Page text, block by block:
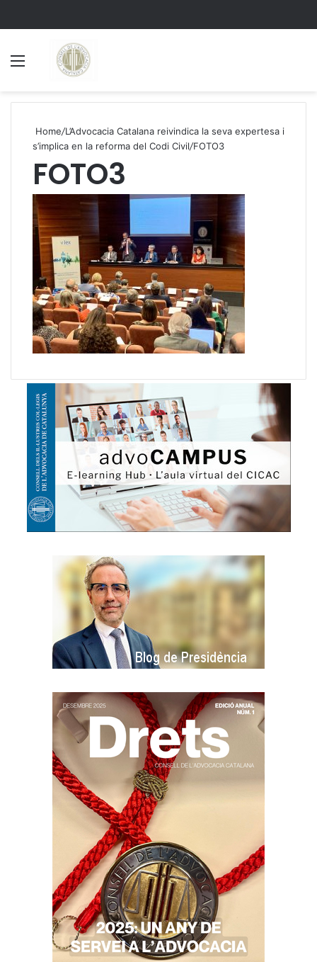
Home/L’Advocacia Catalana reivindica la seva expertesa i
s’implica en la reforma del Codi Civil/FOTO3
FOTO3